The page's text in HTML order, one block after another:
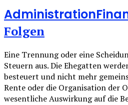
Administration
Folgen
Eine Trennung oder eine
Steuern aus. Die Ehegatten
besteuert und nicht mehr
Rente oder die Organisation der
wesentliche Auswirkung auf die